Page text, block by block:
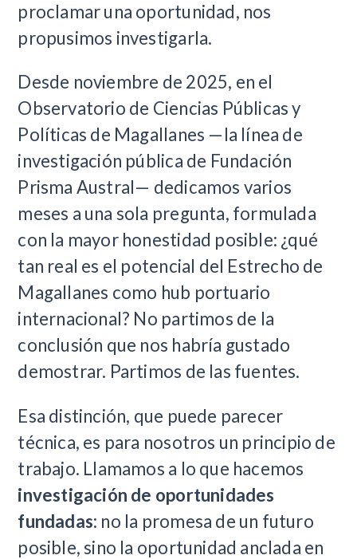
proclamar una oportunidad, nos
propusimos investigarla.
Desde noviembre de 2025, en el
Observatorio de Ciencias Públicas y
Políticas de Magallanes —la línea de
investigación pública de Fundación
Prisma Austral— dedicamos varios
meses a una sola pregunta, formulada
con la mayor honestidad posible: ¿qué
tan real es el potencial del Estrecho de
Magallanes como hub portuario
internacional? No partimos de la
conclusión que nos habría gustado
demostrar. Partimos de las fuentes.
Esa distinción, que puede parecer
técnica, es para nosotros un principio de
trabajo. Llamamos a lo que hacemos
investigación de oportunidades
fundadas: no la promesa de un futuro
posible, sino la oportunidad anclada en